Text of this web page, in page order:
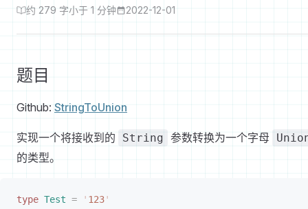
约 279 字小于 1 分钟 2022-12-01
题目
Github: StringToUnion
实现一个将接收到的 String 参数转换为一个字母
的类型。
type Test = ' 123'